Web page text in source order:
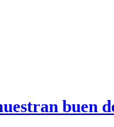
buen